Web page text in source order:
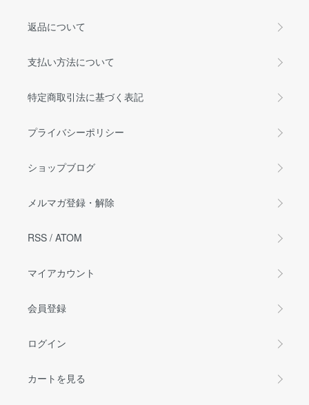
返品について
支払い方法について
特定商取引法に基づく表記
プライバシーポリシー
ショップブログ
メルマガ登録・解除
RSS / ATOM
マイアカウント
会員登録
ログイン
カートを見る